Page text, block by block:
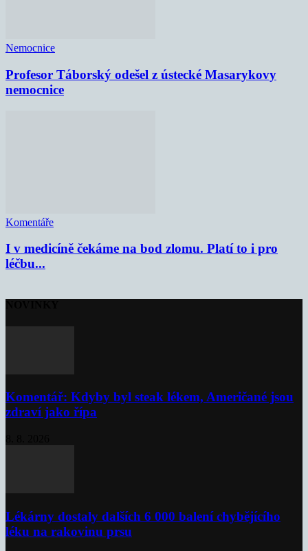
Nemocnice
Profesor Táborský odešel z ústecké Masarykovy
nemocnice
Komentáře
I v medicíně čekáme na bod zlomu. Platí to i pro
léčbu...
Komentář: Kdyby byl steak lékem, Američané jsou
zdraví jako řípa
Lékárny dostaly dalších 6 000 balení chybějícího
léku na rakovinu prsu